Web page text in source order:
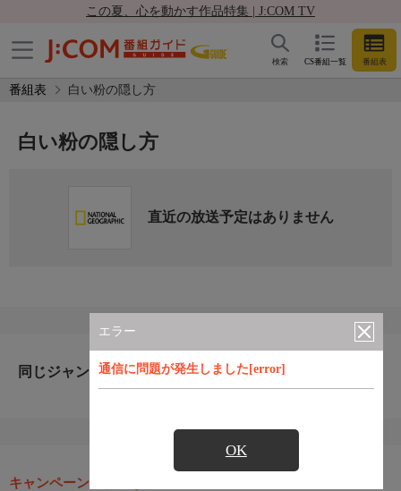
この夏、心を動かす作品特集 | J:COM TV
CS番組一覧 番組表
検索
番組表 白い粉の隠し方
エラー
通信に問題が発生しました[error]
OK
白い粉の隠し方
直近の放送予定はありません
同じジャンルのおすすめ番組
キャンペーン・お得な情報